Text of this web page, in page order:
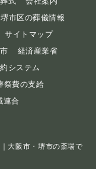
堺市区の葬儀情報
サイトマップ
経済産業省
システム
祭費の支給
連合
大阪市・堺市の斎場で